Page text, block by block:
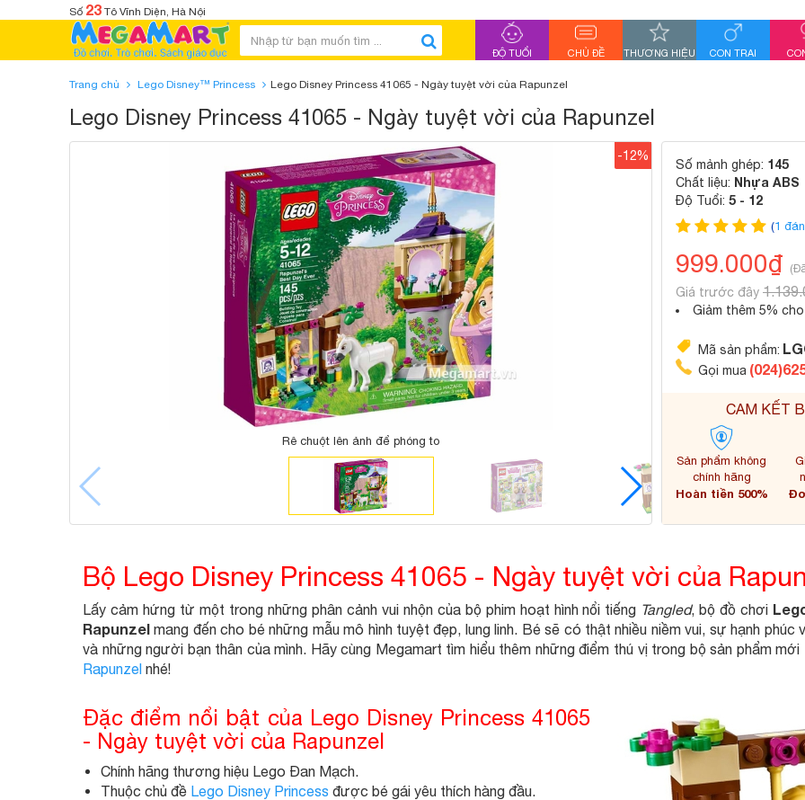
Số 23 Tô Vĩnh Diện, Hà Nội
ĐỘ TUỔI CHỦ ĐỀ THƯƠNG HIỆU CON TRAI
Trang chủ Lego Disney™ Princess Lego Disney Princess 41065 - Ngày tuyệt vời của Rapunzel
Lego Disney Princess 41065 - Ngày tuyệt vời của Rapunzel
-12%
Rê chuột lên ảnh để phóng to
Số mảnh ghép: 145
Chất liệu: Nhựa ABS
Độ Tuổi: 5 - 12
(1
999.000₫
Giá trước đây
Giảm thêm 5%
CAM KẾT
Sản phẩm không
chính hãng
Hoàn tiền 500%
Mã sản phẩm:
Gọi mua
Bộ Lego Disney Princess 41065 - Ngày tuyệt vời của
Lấy cảm hứng từ một trong những phân cảnh vui nhộn của bộ phim hoạt hình nổi tiếng Tangled, bộ đồ chơi
Rapunzel mang đến cho bé những mẫu mô hình tuyệt đẹp, lung linh. Bé sẽ có thật nhiều niềm vui, sự hạnh
và những người bạn thân của mình. Hãy cùng Megamart tìm hiểu thêm những điểm thú vị trong bộ sản phẩm mới
Rapunzel nhé!
Đặc điểm nổi bật của Lego Disney Princess 41065
- Ngày tuyệt vời của Rapunzel
Chính hãng thương hiệu Lego Đan Mạch.
Thuộc chủ đề Lego Disney Princess được bé gái yêu thích hàng đầu.